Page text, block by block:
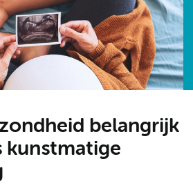
belangrijk
kunstmatige